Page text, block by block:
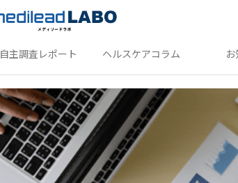
自主調査レポート ヘルスケアコラム